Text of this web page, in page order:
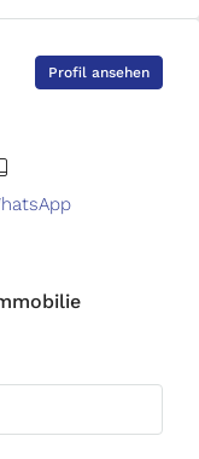
Profil ansehen